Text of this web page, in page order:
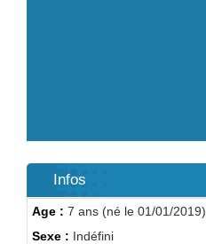
Infos
Age : 7 ans (né le 01/01/2019)
Sexe : Indéfini